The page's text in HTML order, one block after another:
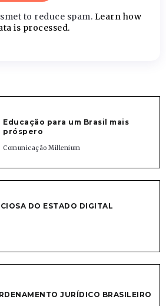
to reduce spam. Learn how
is processed.
Educação para um Brasil mais
próspero
Comunicação Millenium
DO ESTADO DIGITAL
JURÍDICO BRASILEIRO